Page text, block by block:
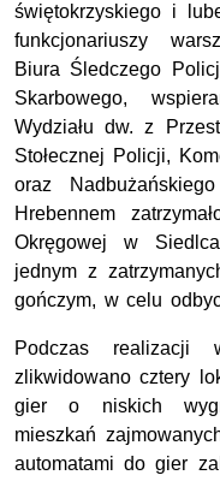
świętokrzyskiego i
funkcjonariuszy
Biura Śledczego
Skarbowego,
Wydziału dw. z
Stołecznej Policji,
oraz
Hrebennem
Okręgowej w
jednym z
gończym, w celu
Podczas
zlikwidowano cztery
gier o niskich
mieszkań
automatami do gier